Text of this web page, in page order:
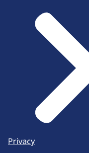
Privacy